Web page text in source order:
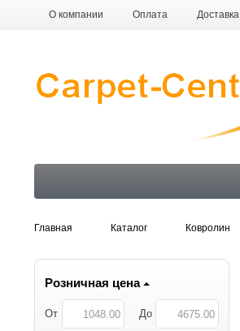
О компании Оплата Доставка
Главная Каталог Ковролин
Розничная цена
От До